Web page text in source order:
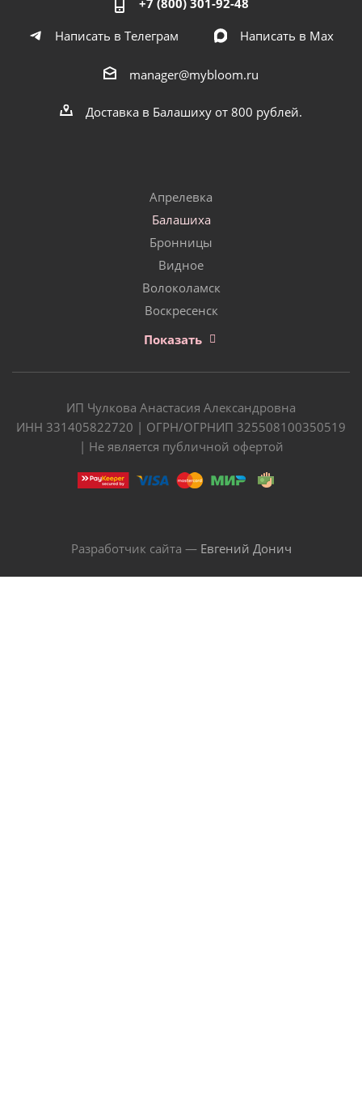
Написать в Телеграм
Написать в Мах
manager@mybloom.ru
Доставка в Балашиху от 800 рублей.
Апрелевка
Балашиха
Бронницы
Видное
Волоколамск
Воскресенск
Показать
ИП Чулкова Анастасия Александровна
ИНН 331405822720 | ОГРН/ОГРНИП 325508100350519
| Не является публичной офертой
Разработчик сайта — Евгений Донич